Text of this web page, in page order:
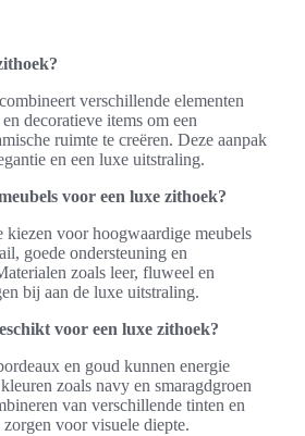
verschillende elementen
decoratieve items om een
ruimte te creëren. Deze aanpak
en een luxe uitstraling.
voor een luxe zithoek?
voor hoogwaardige meubels
goede ondersteuning en
zoals leer, fluweel en
bij aan de luxe uitstraling.
voor een luxe zithoek?
en goud kunnen energie
zoals navy en smaragdgroen
van verschillende tinten en
voor visuele diepte.